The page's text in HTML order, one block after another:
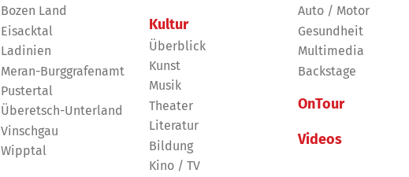
Bozen Land
Eisacktal
Ladinien
Meran-Burggrafenamt
Pustertal
Überetsch-Unterland
Vinschgau
Wipptal
Kultur
Überblick
Kunst
Musik
Theater
Literatur
Bildung
Kino / TV
Auto / Motor
Gesundheit
Multimedia
Backstage
OnTour
Videos